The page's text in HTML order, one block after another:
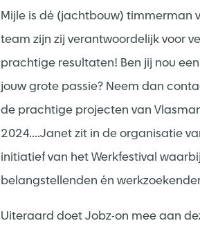
Mijle is dé (jachtbouw) timmerman
team zijn zij verantwoordelijk voor
prachtige resultaten! Ben jij nou
jouw grote passie? Neem dan
de prachtige projecten van
2024....Janet zit in de organisatie
initiatief van het Werkfestival
belangstellenden én
Uiteraard doet Jobz-on mee aan